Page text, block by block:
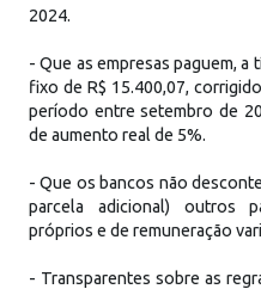
2024.
- Que as empresas paguem,
fixo de R$ 15.400,07,
período entre setembro de
de aumento real de 5%.
- Que os bancos não
parcela adicional) outros
próprios e de remuneração
- Transparentes sobre as